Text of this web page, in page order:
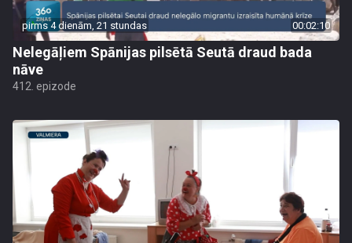
pirms 4 dienām, 21 stundas 00:02:10
Nelegāļiem Spānijas pilsētā Seutā draud bada
nāve
412. epizode